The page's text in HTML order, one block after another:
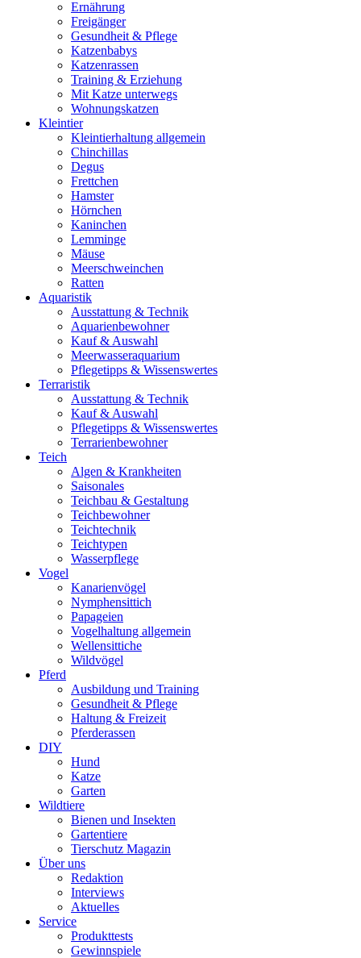
Ernährung
Freigänger
Gesundheit & Pflege
Katzenbabys
Katzenrassen
Training & Erziehung
Mit Katze unterwegs
Wohnungskatzen
Kleintier
Kleintierhaltung allgemein
Chinchillas
Degus
Frettchen
Hamster
Hörnchen
Kaninchen
Lemminge
Mäuse
Meerschweinchen
Ratten
Aquaristik
Ausstattung & Technik
Aquarienbewohner
Kauf & Auswahl
Meerwasseraquarium
Pflegetipps & Wissenswertes
Terraristik
Ausstattung & Technik
Kauf & Auswahl
Pflegetipps & Wissenswertes
Terrarienbewohner
Teich
Algen & Krankheiten
Saisonales
Teichbau & Gestaltung
Teichbewohner
Teichtechnik
Teichtypen
Wasserpflege
Vogel
Kanarienvögel
Nymphensittich
Papageien
Vogelhaltung allgemein
Wellensittiche
Wildvögel
Pferd
Ausbildung und Training
Gesundheit & Pflege
Haltung & Freizeit
Pferderassen
DIY
Hund
Katze
Garten
Wildtiere
Bienen und Insekten
Gartentiere
Tierschutz Magazin
Über uns
Redaktion
Interviews
Aktuelles
Service
Produkttests
Gewinnspiele